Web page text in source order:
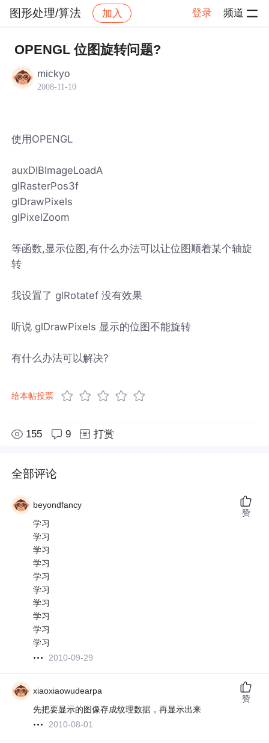
图形处理/算法 加入 登录 频道
社区 图形处理/算法 帖子详情
OPENGL 位图旋转问题?
mickyo
2008-11-10
使用OPENGL
auxDIBImageLoadA
glRasterPos3f
glDrawPixels
glPixelZoom
等函数,显示位图,有什么办法可以让位图顺着某个轴旋
转
我设置了 glRotatef 没有效果
听说 glDrawPixels 显示的位图不能旋转
有什么办法可以解决?
给本帖投票
155 9 打赏
全部评论
beyondfancy
学习
学习
学习
学习
学习
学习
学习
学习
学习
学习
2010-09-29
赞
xiaoxiaowudearpa
先把要显示的图像存成纹理数据，再显示出来
2010-08-01
赞